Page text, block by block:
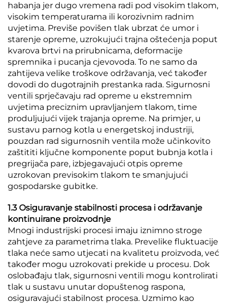
habanja jer dugo vremena radi pod visokim tlakom,
visokim temperaturama ili korozivnim radnim
uvjetima. Previše povišen tlak ubrzat će umor i
starenje opreme, uzrokujući trajna oštećenja poput
kvarova brtvi na prirubnicama, deformacije
spremnika i pucanja cjevovoda. To ne samo da
zahtijeva velike troškove održavanja, već također
dovodi do dugotrajnih prestanka rada. Sigurnosni
ventili sprječavaju rad opreme u ekstremnim
uvjetima preciznim upravljanjem tlakom, time
produljujući vijek trajanja opreme. Na primjer, u
sustavu parnog kotla u energetskoj industriji,
pouzdan rad sigurnosnih ventila može učinkovito
zaštititi ključne komponente poput bubnja kotla i
pregrijača pare, izbjegavajući otpis opreme
uzrokovan previsokim tlakom te smanjujući
gospodarske gubitke.
1.3 Osiguravanje stabilnosti procesa i održavanje
kontinuirane proizvodnje
Mnogi industrijski procesi imaju iznimno stroge
zahtjeve za parametrima tlaka. Prevelike fluktuacije
tlaka neće samo utjecati na kvalitetu proizvoda, već
također mogu uzrokovati prekide u procesu. Dok
oslobađaju tlak, sigurnosni ventili mogu kontrolirati
tlak u sustavu unutar dopuštenog raspona,
osiguravajući stabilnost procesa. Uzmimo kao